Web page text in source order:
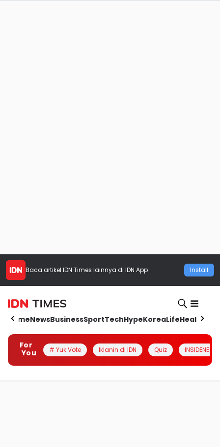
Baca artikel IDN Times lainnya di IDN App Install
HomeNewsBusinessSportTechHypeKoreaLifeHealth
For
You
# Yuk Vote Iklanin di IDN Quiz INSIDENESIA